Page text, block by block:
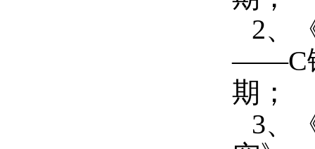
2、
——C
期；
3、